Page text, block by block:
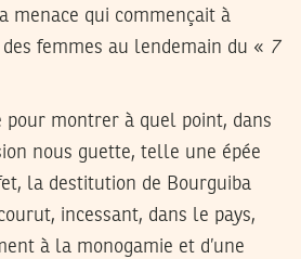
menace qui commençait à
femmes au lendemain du « 7
pour montrer à quel point, dans
nous guette, telle une épée
la destitution de Bourguiba
incessant, dans le pays,
à la monogamie et d’une